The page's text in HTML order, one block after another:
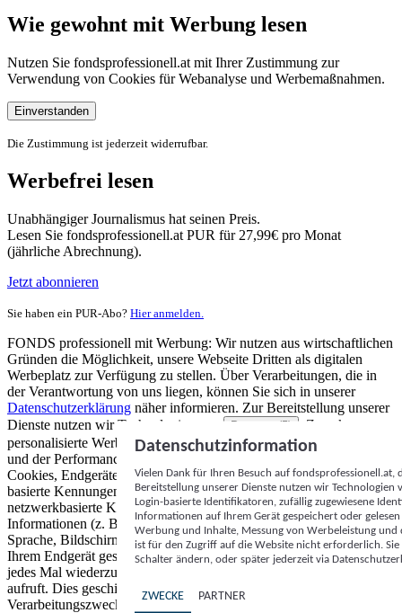
Wie gewohnt mit Werbung lesen
Nutzen Sie fondsprofessionell.at mit Ihrer Zustimmung zur
Verwendung von Cookies für Webanalyse und Werbemaßnahmen.
Einverstanden
Die Zustimmung ist jederzeit widerrufbar.
Werbefrei lesen
Unabhängiger Journalismus hat seinen Preis.
Lesen Sie fondsprofessionell.at PUR für 27,99€ pro Monat
(jährliche Abrechnung).
Jetzt abonnieren
Sie haben ein PUR-Abo? Hier anmelden.
FONDS professionell mit Werbung: Wir nutzen aus wirtschaftlichen
Gründen die Möglichkeit, unsere Webseite Dritten als digitalen
Werbeplatz zur Verfügung zu stellen. Über Verarbeitungen, die in
der Verantwortung von uns liegen, können Sie sich in unserer
Datenschutzerklärung näher informieren. Zur Bereitstellung unserer
Dienste nutzen wir Technologien von
Partnern (5)
. Zwecke:
personalisierte Werbung und Inhalte, Messung von Werbeleistung
und der Performance von Inhalten sowie Zielgruppenforschung.
Cookies, Endgeräte- oder ähnliche Online-Kennungen (z. B. login-
basierte Kennungen, zufällig generierte Kennungen,
netzwerkbasierte Kennungen) können zusammen mit anderen
Informationen (z. B. Browsertyp und Browserinformationen,
Sprache, Bildschirmgröße, unterstützte Technologien usw.) auf
Ihrem Endgerät gespeichert oder von dort ausgelesen werden, um es
jedes Mal wiederzuerkennen, wenn es eine App oder einer Webseite
aufruft. Dies geschieht für einen oder mehrere der hier aufgeführten
Verarbeitungszwecke.
Datenschutzinformation
Vielen Dank für Ihren Besuch auf
Bereitstellung unserer Dienste nutzen wir Technologien
Login-basierte Identifikatoren, zufällig zugewiesene
Informationen auf Ihrem Gerät gespeichert oder
Werbung und Inhalte, Messung von Werbeleistung
ist für den Zugriff auf die Website nicht erforderlich.
Schalter ändern, oder später jederzeit via
ZWECKE PARTNER